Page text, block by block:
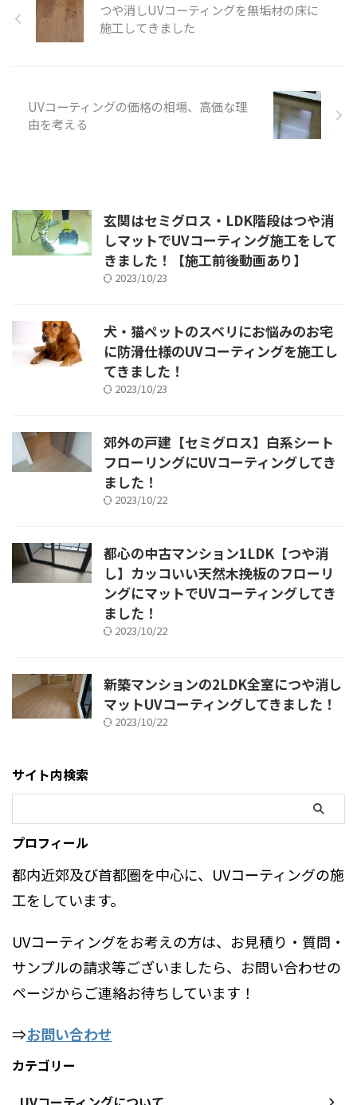
つや消しUVコーティングを無垢材の床に
施工してきました
UVコーティングの価格の相場、高価な理
由を考える
玄関はセミグロス・LDK階段はつや消
しマットでUVコーティング施工をして
きました！【施工前後動画あり】
2023/10/23
犬・猫ペットのスベリにお悩みのお宅
に防滑仕様のUVコーティングを施工し
てきました！
2023/10/23
郊外の戸建【セミグロス】白系シート
フローリングにUVコーティングしてき
ました！
2023/10/22
都心の中古マンション1LDK【つや消
し】カッコいい天然木挽板のフローリ
ングにマットでUVコーティングしてき
ました！
2023/10/22
新築マンションの2LDK全室につや消し
マットUVコーティングしてきました！
2023/10/22
サイト内検索
プロフィール
都内近郊及び首都圏を中心に、UVコーティングの施
工をしています。
UVコーティングをお考えの方は、お見積り・質問・
サンプルの請求等ございましたら、お問い合わせの
ページからご連絡お待ちしています！
⇒お問い合わせ
カテゴリー